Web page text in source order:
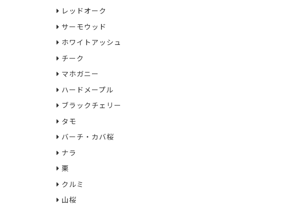
レッドオーク
サーモウッド
ホワイトアッシュ
チーク
マホガニー
ハードメープル
ブラックチェリー
タモ
バーチ・カバ桜
ナラ
栗
クルミ
山桜